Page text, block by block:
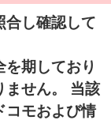
合し確認して
期しており
ません。 当該
コモおよび情